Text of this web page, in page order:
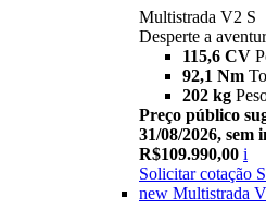
Multistrada V2 S
Desperte a
115,6 CV
92,1 Nm
202 kg
Preço público
31/08/2026, sem
R$109.990,00 i
Solicitar cotação
new Multistrada